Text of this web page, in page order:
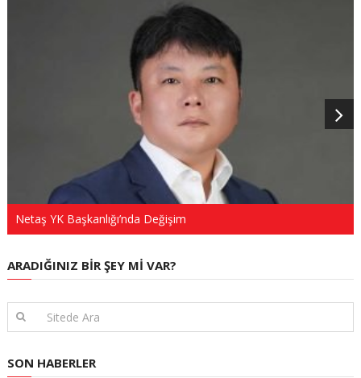
Netaş YK Başkanlığı’nda Değişim
ARADIĞINIZ BIR ŞEY MI VAR?
SON HABERLER